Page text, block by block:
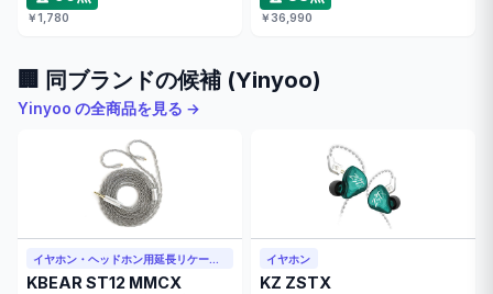
￥1,780 ￥36,990
🏢 同ブランドの候補 (Yinyoo)
Yinyoo の全商品を見る →
イヤホン・ヘッドホン用延長リケーブル
KBEAR ST12 MMCX
イヤホン
KZ ZSTX